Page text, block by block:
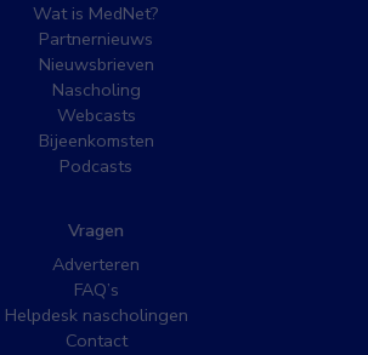
Wat is MedNet?
Partnernieuws
Nieuwsbrieven
Nascholing
Webcasts
Bijeenkomsten
Podcasts
Vragen
Adverteren
FAQ’s
Helpdesk nascholingen
Contact